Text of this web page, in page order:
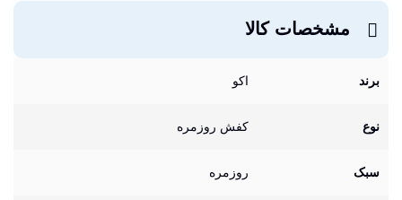
مشخصات کالا
برند اکو
نوع کفش روزمره
سبک روزمره